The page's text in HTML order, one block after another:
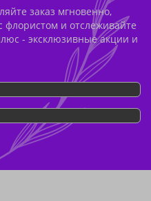
заказ мгновенно,
флористом и отслеживайте
- эксклюзивные акции и